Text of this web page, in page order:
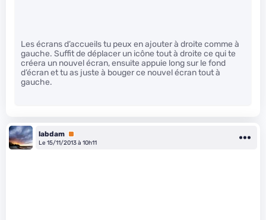
Les écrans d’accueils tu peux en ajouter à droite comme à
gauche. Suffit de déplacer un icône tout à droite ce qui te
créera un nouvel écran, ensuite appuie long sur le fond
d’écran et tu as juste à bouger ce nouvel écran tout à
gauche.
labdam Premium
Le 15/11/2013 à 10h11